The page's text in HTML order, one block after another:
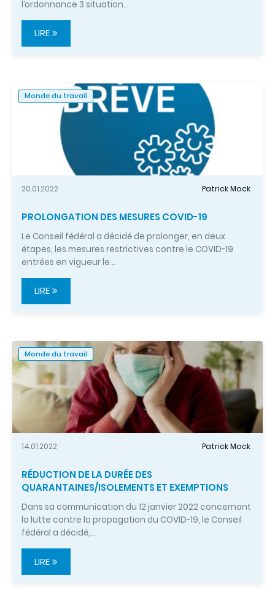
l’ordonnance 3 situation…
LIRE
Monde du travail
20.01.2022 Patrick Mock
PROLONGATION DES MESURES COVID-19
Le Conseil fédéral a décidé de prolonger, en deux
étapes, les mesures restrictives contre le COVID-19
entrées en vigueur le…
LIRE
Monde du travail
14.01.2022 Patrick Mock
RÉDUCTION DE LA DURÉE DES
QUARANTAINES/ISOLEMENTS ET EXEMPTIONS
Dans sa communication du 12 janvier 2022 concernant
la lutte contre la propagation du COVID-19, le Conseil
fédéral a décidé,…
LIRE